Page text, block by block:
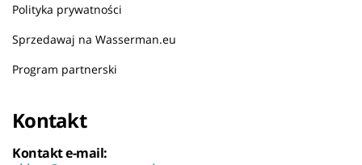
Polityka prywatności
Sprzedawaj na Wasserman.eu
Program partnerski
Kontakt
Kontakt e-mail: